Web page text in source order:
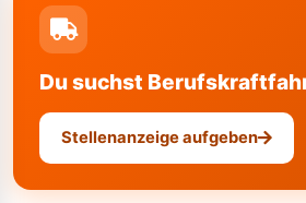
Du suchst
Stellenanzeige aufgeben